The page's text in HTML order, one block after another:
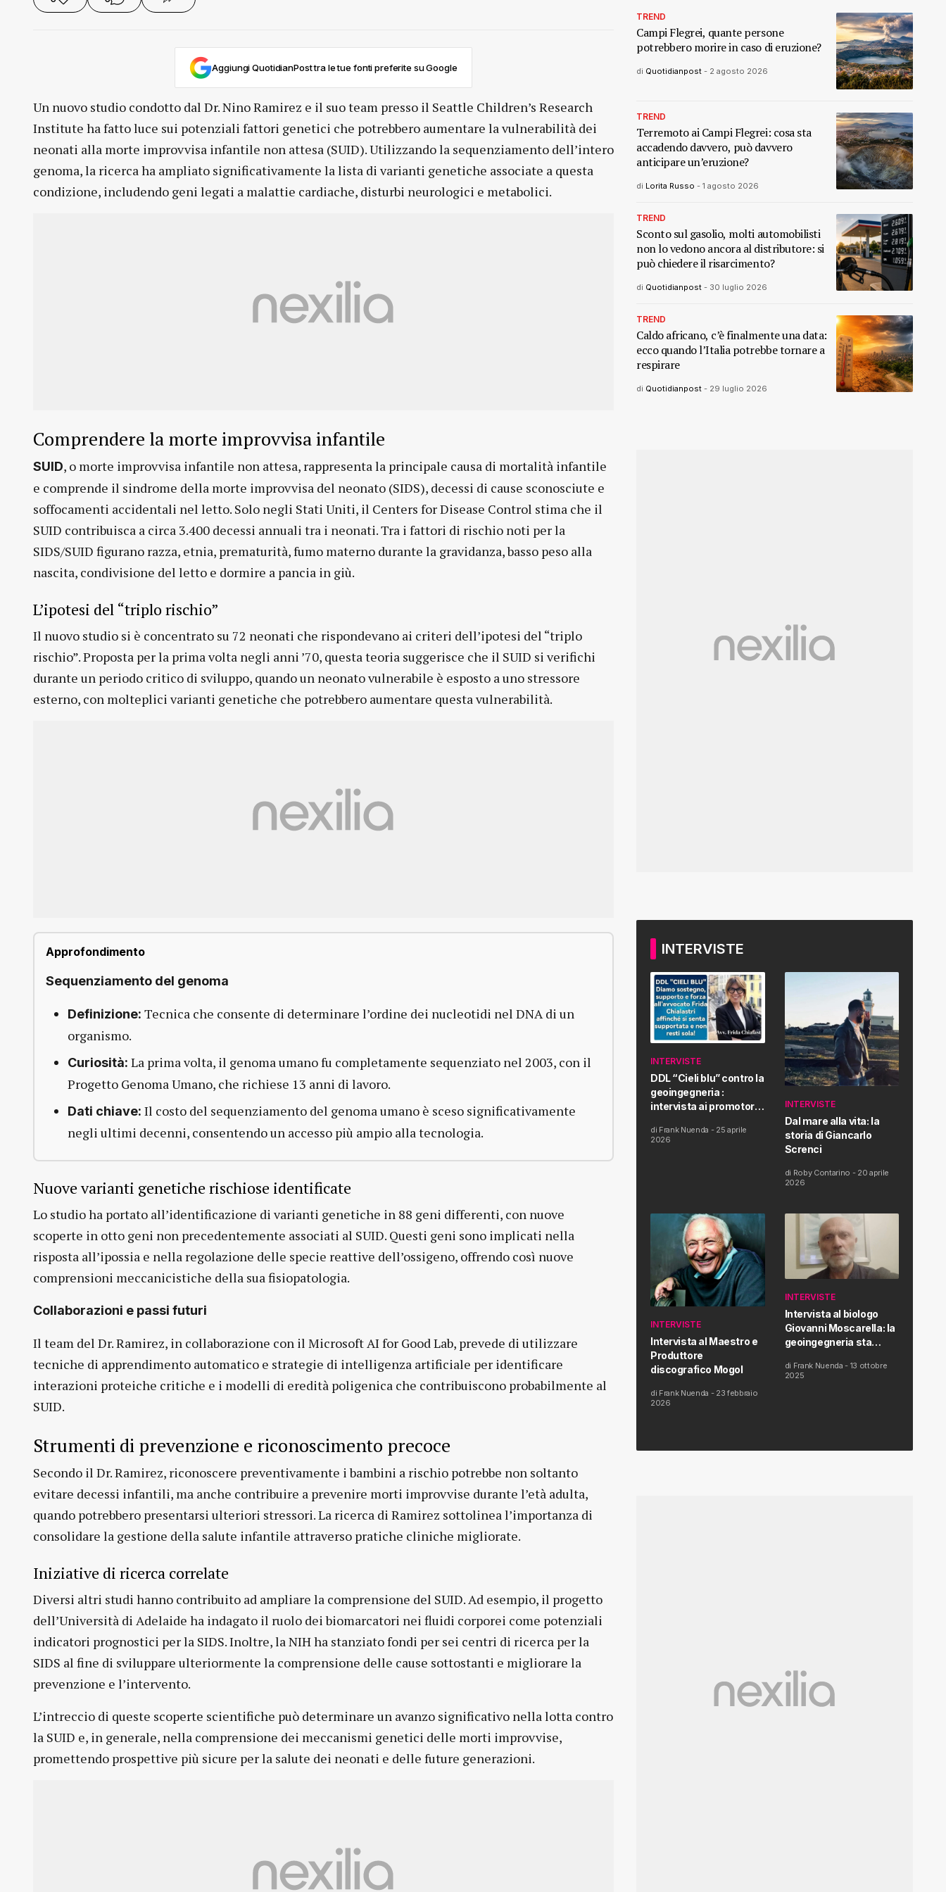
Aggiungi QuotidianPost tra le tue fonti preferite su Google
Un nuovo studio condotto dal Dr. Nino Ramirez e il suo team presso il Seattle Children’s Research
Institute ha fatto luce sui potenziali fattori genetici che potrebbero aumentare la vulnerabilità dei
neonati alla morte improvvisa infantile non attesa (SUID). Utilizzando la sequenziamento dell’intero
genoma, la ricerca ha ampliato significativamente la lista di varianti genetiche associate a questa
condizione, includendo geni legati a malattie cardiache, disturbi neurologici e metabolici.
Comprendere la morte improvvisa infantile
SUID, o morte improvvisa infantile non attesa, rappresenta la principale causa di mortalità infantile
e comprende il sindrome della morte improvvisa del neonato (SIDS), decessi di cause sconosciute e
soffocamenti accidentali nel letto. Solo negli Stati Uniti, il Centers for Disease Control stima che il
SUID contribuisca a circa 3.400 decessi annuali tra i neonati. Tra i fattori di rischio noti per la
SIDS/SUID figurano razza, etnia, prematurità, fumo materno durante la gravidanza, basso peso alla
nascita, condivisione del letto e dormire a pancia in giù.
L’ipotesi del “triplo rischio”
Il nuovo studio si è concentrato su 72 neonati che rispondevano ai criteri dell’ipotesi del “triplo
rischio”. Proposta per la prima volta negli anni ’70, questa teoria suggerisce che il SUID si verifichi
durante un periodo critico di sviluppo, quando un neonato vulnerabile è esposto a uno stressore
esterno, con molteplici varianti genetiche che potrebbero aumentare questa vulnerabilità.
Approfondimento
Sequenziamento del genoma
Definizione: Tecnica che consente di determinare l’ordine dei nucleotidi nel DNA di un
organismo.
Curiosità: La prima volta, il genoma umano fu completamente sequenziato nel 2003, con il
Progetto Genoma Umano, che richiese 13 anni di lavoro.
Dati chiave: Il costo del sequenziamento del genoma umano è sceso significativamente
negli ultimi decenni, consentendo un accesso più ampio alla tecnologia.
Nuove varianti genetiche rischiose identificate
Lo studio ha portato all’identificazione di varianti genetiche in 88 geni differenti, con nuove
scoperte in otto geni non precedentemente associati al SUID. Questi geni sono implicati nella
risposta all’ipossia e nella regolazione delle specie reattive dell’ossigeno, offrendo così nuove
comprensioni meccanicistiche della sua fisiopatologia.
Collaborazioni e passi futuri
Il team del Dr. Ramirez, in collaborazione con il Microsoft AI for Good Lab, prevede di utilizzare
tecniche di apprendimento automatico e strategie di intelligenza artificiale per identificare
interazioni proteiche critiche e i modelli di eredità poligenica che contribuiscono probabilmente al
SUID.
Strumenti di prevenzione e riconoscimento precoce
Secondo il Dr. Ramirez, riconoscere preventivamente i bambini a rischio potrebbe non soltanto
evitare decessi infantili, ma anche contribuire a prevenire morti improvvise durante l’età adulta,
quando potrebbero presentarsi ulteriori stressori. La ricerca di Ramirez sottolinea l’importanza di
consolidare la gestione della salute infantile attraverso pratiche cliniche migliorate.
Iniziative di ricerca correlate
Diversi altri studi hanno contribuito ad ampliare la comprensione del SUID. Ad esempio, il progetto
dell’Università di Adelaide ha indagato il ruolo dei biomarcatori nei fluidi corporei come potenziali
indicatori prognostici per la SIDS. Inoltre, la NIH ha stanziato fondi per sei centri di ricerca per la
SIDS al fine di sviluppare ulteriormente la comprensione delle cause sottostanti e migliorare la
prevenzione e l’intervento.
L’intreccio di queste scoperte scientifiche può determinare un avanzo significativo nella lotta contro
la SUID e, in generale, nella comprensione dei meccanismi genetici delle morti improvvise,
promettendo prospettive più sicure per la salute dei neonati e delle future generazioni.
TREND
Campi Flegrei, quante persone
potrebbero morire in caso di eruzione?
di Quotidianpost - 2 agosto 2026
TREND
Terremoto ai Campi Flegrei: cosa sta
accadendo davvero, può davvero
anticipare un’eruzione?
di Lorita Russo - 1 agosto 2026
TREND
Sconto sul gasolio, molti automobilisti
non lo vedono ancora al distributore: si
può chiedere il risarcimento?
di Quotidianpost - 30 luglio 2026
TREND
Caldo africano, c’è finalmente una data:
ecco quando l’Italia potrebbe tornare a
respirare
di Quotidianpost - 29 luglio 2026
INTERVISTE
INTERVISTE
DDL “Cieli blu” contro la
geoingegneria :
intervista ai promotori
Proposta di Legge
di Frank Nuenda - 25 aprile
2026
INTERVISTE
Dal mare alla vita: la
storia di Giancarlo
Screnci
di Roby Contarino - 20 aprile
2026
INTERVISTE
Intervista al Maestro e
Produttore
discografico Mogol
di Frank Nuenda - 23 febbraio
2026
INTERVISTE
Intervista al biologo
Giovanni Moscarella: la
geoingegneria sta
salute dell’uomo
di Frank Nuenda - 13 ottobre
2025